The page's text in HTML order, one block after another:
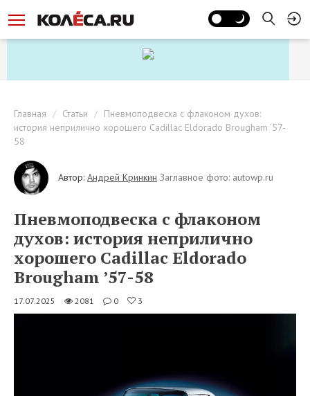
Главная Статьи
Пневмоподвеска с флаконом духов:
история неприлично хорошего Cadillac Eldorado Brougham ’57-
58
Автор: Андрей Кринкин Заглавное фото: autowp.ru
Пневмоподвеска с флаконом
духов: история неприлично
хорошего Cadillac Eldorado
Brougham ’57-58
17.07.2025 2081 0 3